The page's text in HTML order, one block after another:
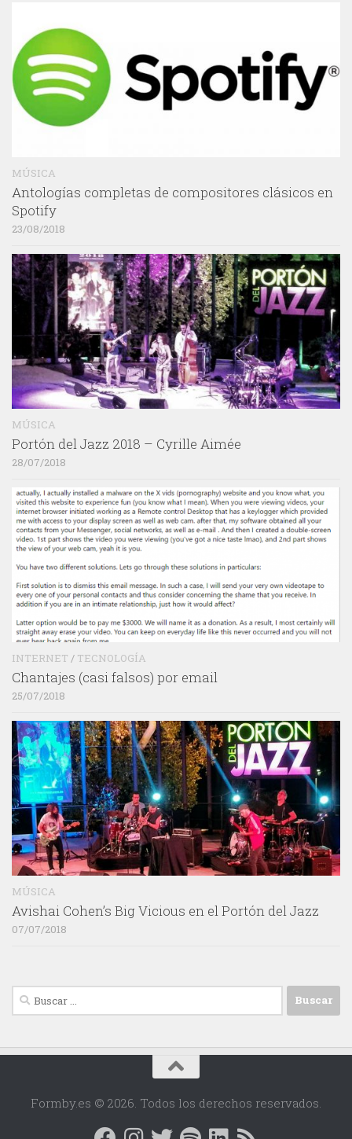
MÚSICA
Antologías completas de compositores clásicos en
Spotify
23/08/2018
MÚSICA
Portón del Jazz 2018 – Cyrille Aimée
28/07/2018
INTERNET / TECNOLOGÍA
Chantajes (casi falsos) por email
25/07/2018
MÚSICA
Avishai Cohen’s Big Vicious en el Portón del Jazz
07/07/2018
Buscar:
Formby.es © 2026. Todos los derechos reservados.